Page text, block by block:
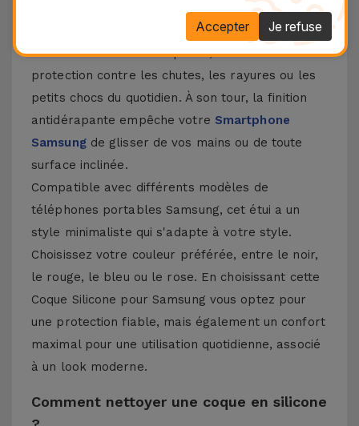
La coque en silicone pour Samsung se distingue
par sa légèreté et sa flexibilité. Fabriqué à partir
de matériaux de haute qualité, vous aurez une
protection contre les chutes, les rayures ou les
petits chocs du quotidien. À son tour, la finition
antidérapante empêche votre Smartphone
Samsungde glisser de vos mains ou de toute
surface inclinée.
Compatible avec différents modèles de
téléphones portables Samsung, cet étui a un
style minimaliste qui s'adapte à votre style.
Choisissez votre couleur préférée, entre le noir,
le rouge, le bleu ou le rose. En choisissant cette
Coque Silicone pour Samsung vous optez pour
une protection fiable, mais également un confort
maximal pour une utilisation quotidienne, associé
à un look moderne.
Comment nettoyer une coque en silicone
Je refuse
Accepter